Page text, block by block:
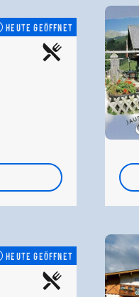
HEUTE GEÖFFNET
HEUTE GEÖFFNET